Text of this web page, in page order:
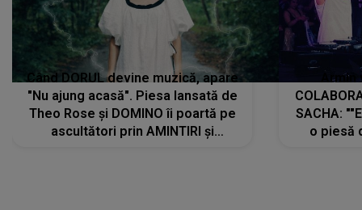
Când DORUL devine muzică, apare
"Nu ajung acasă". Piesa lansată de
Theo Rose și DOMINO îi poartă pe
ascultători prin AMINTIRI și
SACHA:
o piesă